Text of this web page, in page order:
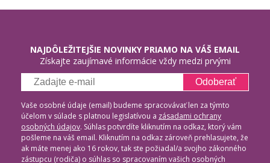
NAJDÔLEŽITEJŠIE NOVINKY PRIAMO NA VÁŠ EMAIL
Získajte zaujímavé informácie vždy medzi prvými
Odoberať
Vaše osobné údaje (email) budeme spracovávať len za týmto
účelom v súlade s platnou legislatívou a zásadami ochrany
osobných údajov. Súhlas potvrdíte kliknutím na odkaz, ktorý vám
pošleme na váš email. Kliknutím na odkaz zároveň prehlasujete, že
ak máte menej ako 16 rokov, tak ste požiadal/a svojho zákonného
zástupcu (rodiča) o súhlas so spracovaním vašich osobných